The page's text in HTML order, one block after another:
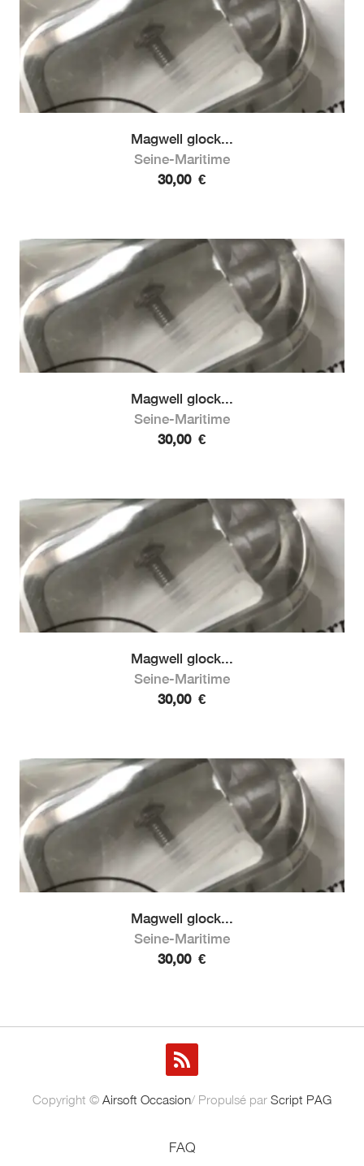
Magwell glock...
Seine-Maritime
30,00 €
Magwell glock...
Seine-Maritime
30,00 €
Magwell glock...
Seine-Maritime
30,00 €
Magwell glock...
Seine-Maritime
30,00 €
Copyright © Airsoft Occasion/ Propulsé par Script PAG
FAQ